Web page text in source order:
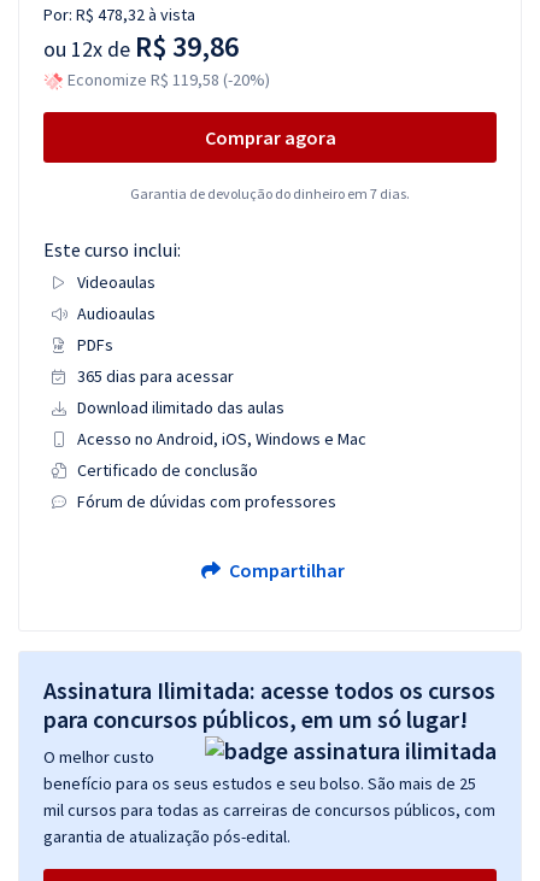
Por: R$ 478,32à vista
ou 12x de R$ 39,86
Economize R$ 119,58 (-20%)
Comprar agora
Garantia de devolução do dinheiro em 7 dias.
Este curso inclui:
Videoaulas
Audioaulas
PDFs
365 dias para acessar
Download ilimitado das aulas
Acesso no Android, iOS, Windows e Mac
Certificado de conclusão
Fórum de dúvidas com professores
Compartilhar
Assinatura Ilimitada: acesse todos os cursos
para concursos públicos, em um só lugar!
O melhor custo
benefício para os seus estudos e seu bolso. São mais de 25
mil cursos para todas as carreiras de concursos públicos, com
garantia de atualização pós-edital.